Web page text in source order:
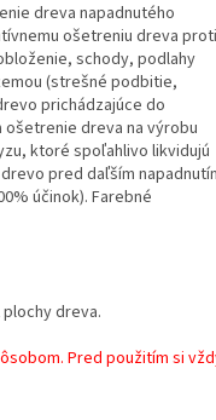
dreva napadnutého
ošetreniu dreva proti
schody, podlahy
(strešné podbitie,
prichádzajúce do
ošetrenie dreva na výrobu
ktoré spoľahlivo likvidujú
pred daľším
účinok). Farebné
dreva.
Pred použitím si